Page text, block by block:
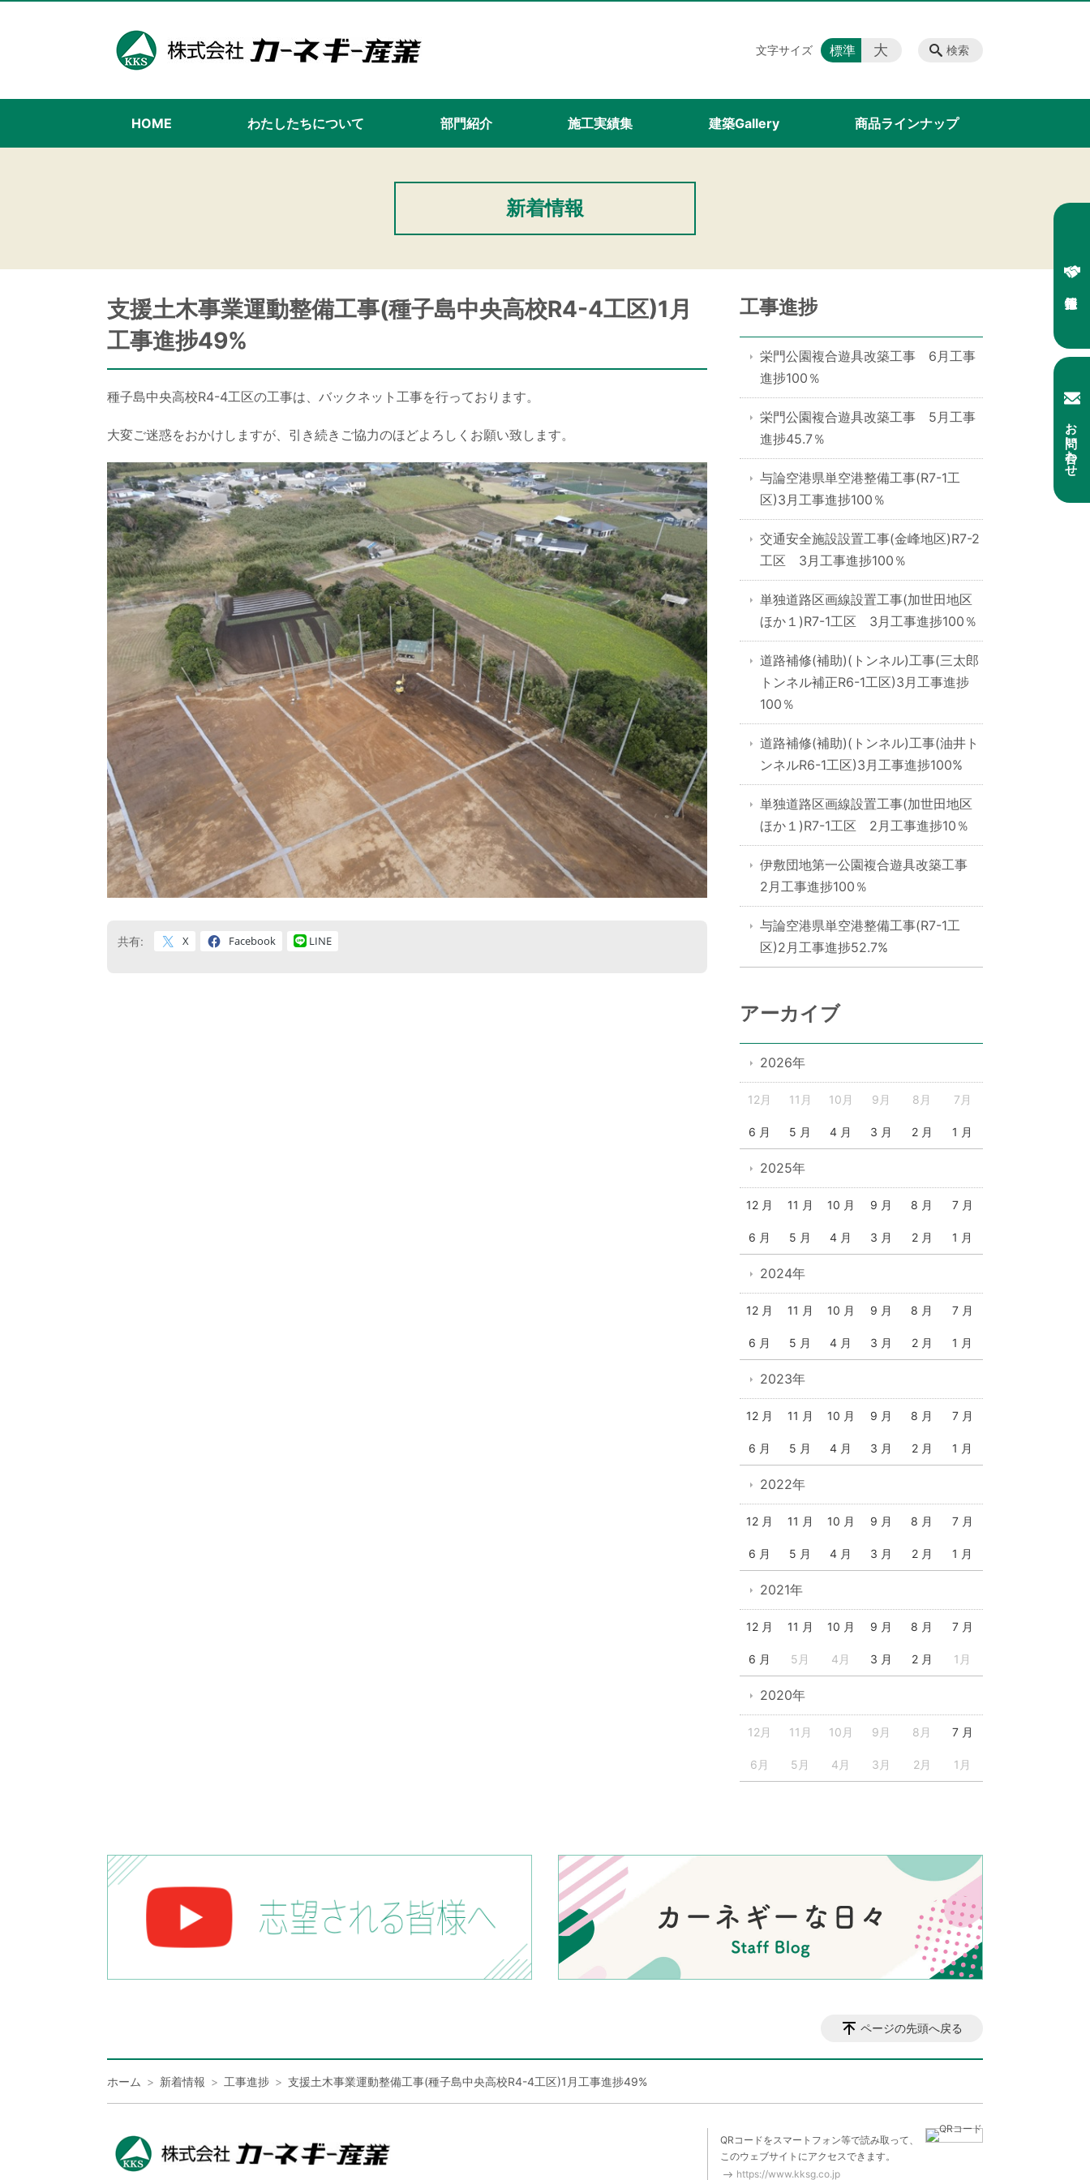
HOME わたしたちについて 部門紹介 施工実績集 建築Gallery 商品ラインナップ
検索
文字サイズ 標準 大
新着情報
支援土木事業運動整備工事(種子島中央高校R4-4工区)1月
工事進捗49%
種子島中央高校R4-4工区の工事は、バックネット工事を行っております。
大変ご迷惑をおかけしますが、引き続きご協力のほどよろしくお願い致します。
共有: X Facebook LINE
工事進捗
栄門公園複合遊具改築工事 6月工事
進捗100％
栄門公園複合遊具改築工事 5月工事
進捗45.7％
与論空港県単空港整備工事(R7-1工
区)3月工事進捗100％
交通安全施設設置工事(金峰地区)R7-2
工区 3月工事進捗100％
単独道路区画線設置工事(加世田地区
ほか１)R7-1工区 3月工事進捗100％
道路補修(補助)(トンネル)工事(三太郎
トンネル補正R6-1工区)3月工事進捗
100％
道路補修(補助)(トンネル)工事(油井ト
ンネルR6-1工区)3月工事進捗100%
単独道路区画線設置工事(加世田地区
ほか１)R7-1工区 2月工事進捗10％
伊敷団地第一公園複合遊具改築工事
2月工事進捗100％
与論空港県単空港整備工事(R7-1工
区)2月工事進捗52.7%
アーカイブ
2026年
12月 11月 10月 9月 8月 7月
6 月 5 月 4 月 3 月 2 月 1 月
2025年
12 月 11 月 10 月 9 月 8 月 7 月
6 月 5 月 4 月 3 月 2 月 1 月
2024年
12 月 11 月 10 月 9 月 8 月 7 月
6 月 5 月 4 月 3 月 2 月 1 月
2023年
12 月 11 月 10 月 9 月 8 月 7 月
6 月 5 月 4 月 3 月 2 月 1 月
2022年
12 月 11 月 10 月 9 月 8 月 7 月
6 月 5 月 4 月 3 月 2 月 1 月
2021年
12 月 11 月 10 月 9 月 8 月 7 月
6 月 5月 4月 3 月 2 月 1月
2020年
12月 11月 10月 9月 8月 7 月
6月 5月 4月 3月 2月 1月
お問い合わせ
ページの先頭へ戻る
ホーム 新着情報 工事進捗 支援土木事業運動整備工事(種子島中央高校R4-4工区)1月工事進捗49%
QRコードをスマートフォン等で読み取って、
このウェブサイトにアクセスできます。
https://www.kksg.co.jp